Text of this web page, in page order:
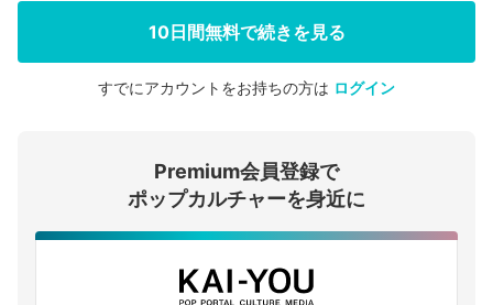
会員登録する
ログインする
10日間無料で続きを見る
すでにアカウントをお持ちの方は ログイン
Premium会員登録で
ポップカルチャーを身近に